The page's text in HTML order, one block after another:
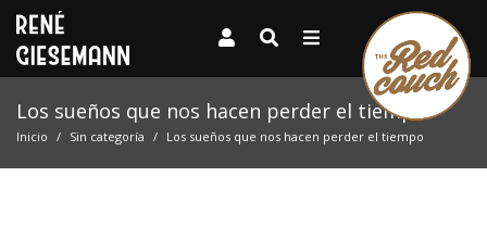
Los sueños que nos hacen perder el tiempo
Inicio Sin categoría Los sueños que nos hacen perder el tiempo